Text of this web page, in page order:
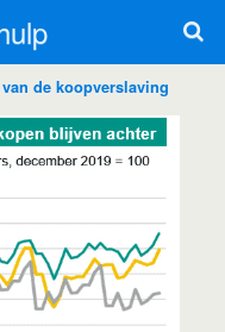
de koopverslaving